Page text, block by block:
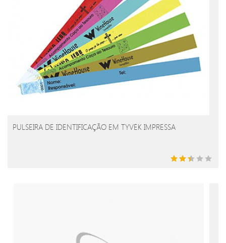
PULSEIRA DE IDENTIFICAÇÃO EM TYVEK IMPRESSA